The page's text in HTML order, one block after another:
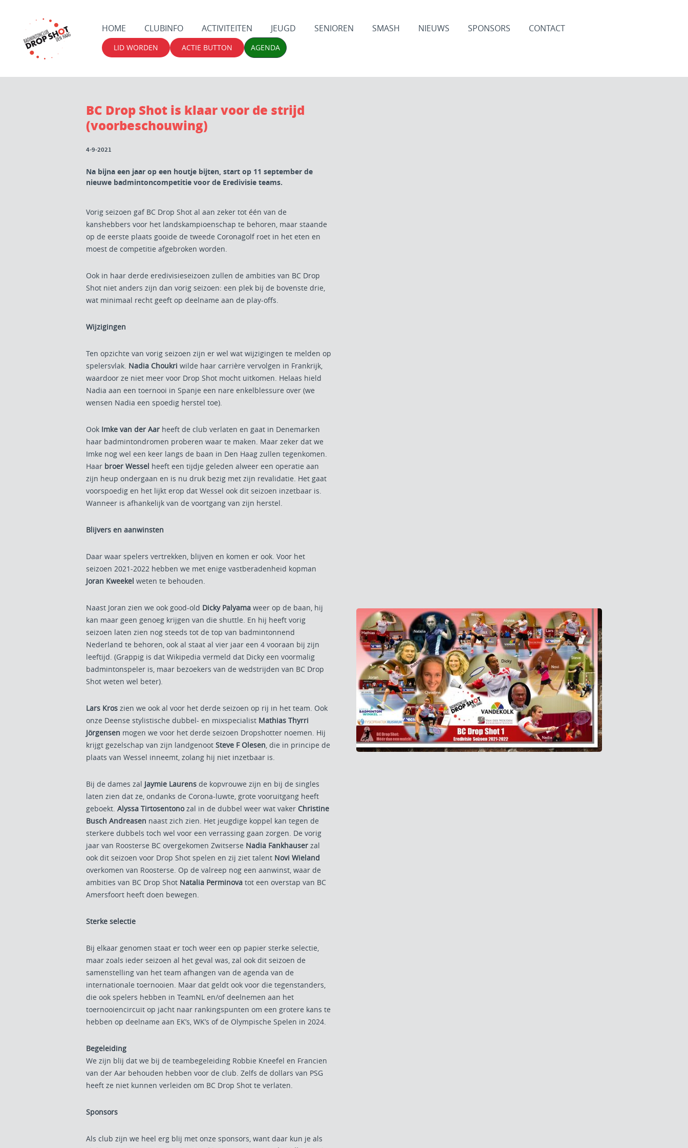
HOME CLUBINFO ACTIVITEITEN JEUGD SENIOREN SMASH NIEUWS SPONSORS CONTACT
LID WORDEN ACTIE BUTTON AGENDA
BC Drop Shot is klaar voor de strijd
(voorbeschouwing)
4-9-2021
Na bijna een jaar op een houtje bijten, start op 11 september de
nieuwe badmintoncompetitie voor de Eredivisie teams.
Vorig seizoen gaf BC Drop Shot al aan zeker tot één van de
kanshebbers voor het landskampioenschap te behoren, maar staande
op de eerste plaats gooide de tweede Coronagolf roet in het eten en
moest de competitie afgebroken worden.
Ook in haar derde eredivisieseizoen zullen de ambities van BC Drop
Shot niet anders zijn dan vorig seizoen: een plek bij de bovenste drie,
wat minimaal recht geeft op deelname aan de play-offs.
Wijzigingen
Ten opzichte van vorig seizoen zijn er wel wat wijzigingen te melden op
spelersvlak. Nadia Choukri wilde haar carrière vervolgen in Frankrijk,
waardoor ze niet meer voor Drop Shot mocht uitkomen. Helaas hield
Nadia aan een toernooi in Spanje een nare enkelblessure over (we
wensen Nadia een spoedig herstel toe).
Ook Imke van der Aar heeft de club verlaten en gaat in Denemarken
haar badmintondromen proberen waar te maken. Maar zeker dat we
Imke nog wel een keer langs de baan in Den Haag zullen tegenkomen.
Haar broer Wessel heeft een tijdje geleden alweer een operatie aan
zijn heup ondergaan en is nu druk bezig met zijn revalidatie. Het gaat
voorspoedig en het lijkt erop dat Wessel ook dit seizoen inzetbaar is.
Wanneer is afhankelijk van de voortgang van zijn herstel.
Blijvers en aanwinsten
Daar waar spelers vertrekken, blijven en komen er ook. Voor het
seizoen 2021-2022 hebben we met enige vastberadenheid kopman
Joran Kweekel weten te behouden.
Naast Joran zien we ook good-old Dicky Palyama weer op de baan, hij
kan maar geen genoeg krijgen van die shuttle. En hij heeft vorig
seizoen laten zien nog steeds tot de top van badmintonnend
Nederland te behoren, ook al staat al vier jaar een 4 vooraan bij zijn
leeftijd. (Grappig is dat Wikipedia vermeld dat Dicky een voormalig
badmintonspeler is, maar bezoekers van de wedstrijden van BC Drop
Shot weten wel beter).
Lars Kros zien we ook al voor het derde seizoen op rij in het team. Ook
onze Deense stylistische dubbel- en mixspecialist Mathias Thyrri
Jörgensen mogen we voor het derde seizoen Dropshotter noemen. Hij
krijgt gezelschap van zijn landgenoot Steve F Olesen, die in principe de
plaats van Wessel inneemt, zolang hij niet inzetbaar is.
Bij de dames zal Jaymie Laurens de kopvrouwe zijn en bij de singles
laten zien dat ze, ondanks de Corona-luwte, grote vooruitgang heeft
geboekt. Alyssa Tirtosentonozal in de dubbel weer wat vaker Christine
Busch Andreasen naast zich zien. Het jeugdige koppel kan tegen de
sterkere dubbels toch wel voor een verrassing gaan zorgen. De vorig
jaar van Roosterse BC overgekomen Zwitserse Nadia Fankhauser zal
ook dit seizoen voor Drop Shot spelen en zij ziet talent Novi Wieland
overkomen van Roosterse. Op de valreep nog een aanwinst, waar de
ambities van BC Drop Shot Natalia Perminova tot een overstap van BC
Amersfoort heeft doen bewegen.
Sterke selectie
Bij elkaar genomen staat er toch weer een op papier sterke selectie,
maar zoals ieder seizoen al het geval was, zal ook dit seizoen de
samenstelling van het team afhangen van de agenda van de
internationale toernooien. Maar dat geldt ook voor die tegenstanders,
die ook spelers hebben in TeamNL en/of deelnemen aan het
toernooiencircuit op jacht naar rankingspunten om een grotere kans te
hebben op deelname aan EK’s, WK’s of de Olympische Spelen in 2024.
Begeleiding
We zijn blij dat we bij de teambegeleiding Robbie Kneefel en Francien
van der Aar behouden hebben voor de club. Zelfs de dollars van PSG
heeft ze niet kunnen verleiden om BC Drop Shot te verlaten.
Sponsors
Als club zijn we heel erg blij met onze sponsors, want daar kun je als